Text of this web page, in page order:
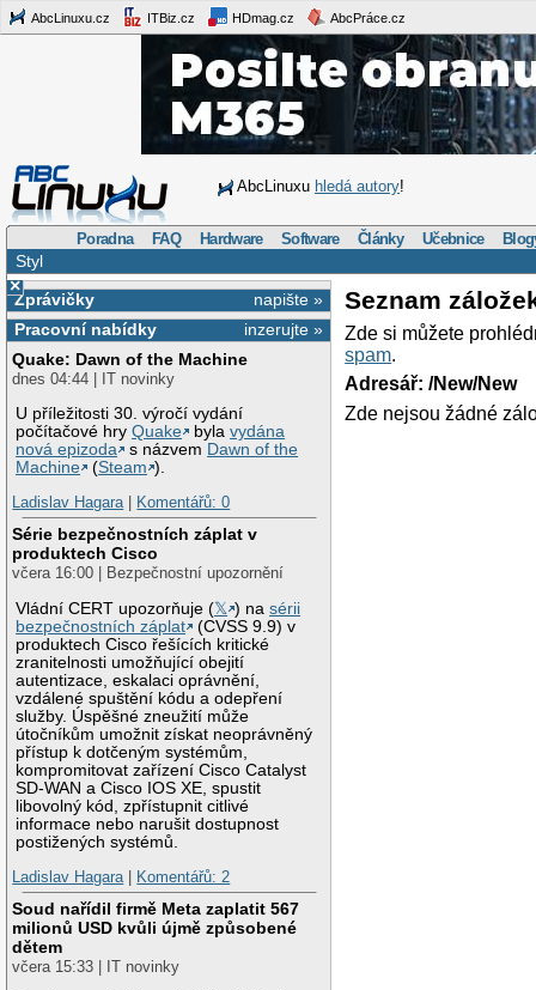
AbcLinuxu.cz ITBiz.cz HDmag.cz AbcPráce.cz
AbcLinuxu hledá autory!
Poradna FAQ Hardware Software Články Učebnice
Styl
×
napište »
Zprávičky
inzerujte »
Pracovní nabídky
Quake: Dawn of the Machine
dnes 04:44 | IT novinky
U příležitosti 30. výročí vydání
počítačové hryQuake bylavydána
nová epizoda
s názvem Dawn of the
Machine
(Steam ).
Ladislav Hagara| Komentářů: 0
Série bezpečnostních záplat v
produktech Cisco
včera 16:00 | Bezpečnostní upozornění
Vládní CERT upozorňuje (𝕏 ) nasérii
bezpečnostních záplat
(CVSS 9.9) v
produktech Cisco řešících kritické
zranitelnosti umožňující obejití
autentizace, eskalaci oprávnění,
vzdálené spuštění kódu a odepření
služby. Úspěšné zneužití může
útočníkům umožnit získat neoprávněný
přístup k dotčeným systémům,
kompromitovat zařízení Cisco Catalyst
SD-WAN a Cisco IOS XE, spustit
libovolný kód, zpřístupnit citlivé
informace nebo narušit dostupnost
postižených systémů.
Ladislav Hagara| Komentářů: 2
Soud nařídil firmě Meta zaplatit 567
milionů USD kvůli újmě způsobené
dětem
včera 15:33 | IT novinky
Seznam
Zde si můžete
spam.
Adresář: /New/New
Zde nejsou žádné